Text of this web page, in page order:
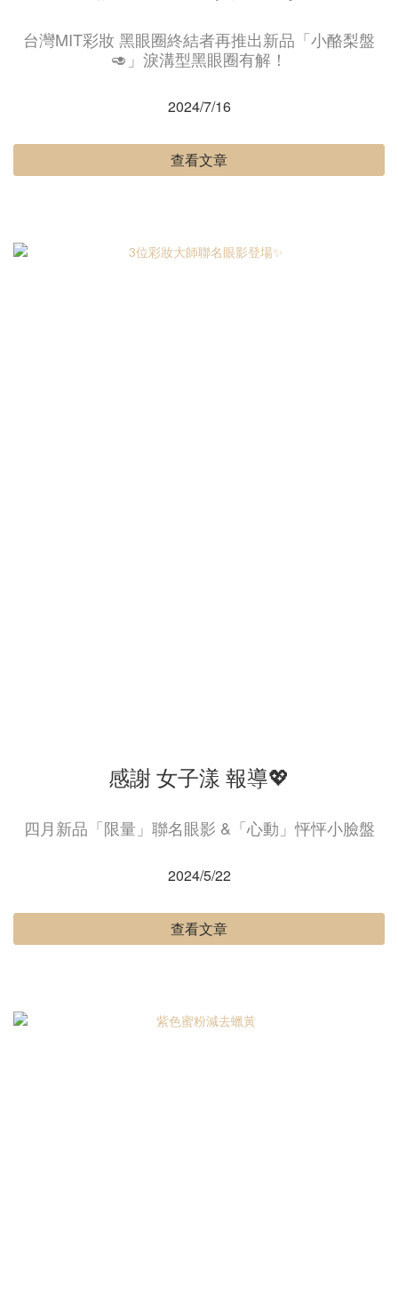
台灣MIT彩妝 黑眼圈終結者再推出新品「小酪梨盤
🥑」淚溝型黑眼圈有解！
2024/7/16
查看文章
感謝 女子漾 報導💖
四月新品「限量」聯名眼影 &「心動」怦怦小臉盤
2024/5/22
查看文章